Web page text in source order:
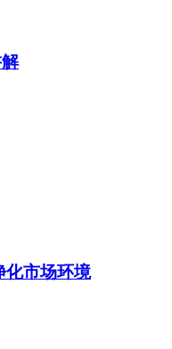
化市场环境